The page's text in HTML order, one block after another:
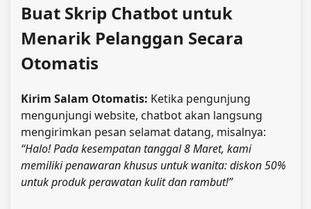
Buat Skrip Chatbot untuk
Menarik Pelanggan Secara
Otomatis
Kirim Salam Otomatis: Ketika pengunjung
mengunjungi website, chatbot akan langsung
mengirimkan pesan selamat datang, misalnya:
“Halo! Pada kesempatan tanggal 8 Maret, kami
memiliki penawaran khusus untuk wanita: diskon 50%
untuk produk perawatan kulit dan rambut!”